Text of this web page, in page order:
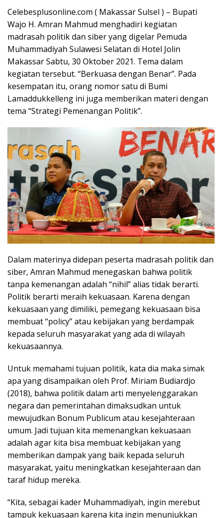
Celebesplusonline.com ( Makassar Sulsel ) – Bupati
Wajo H. Amran Mahmud menghadiri kegiatan
madrasah politik dan siber yang digelar Pemuda
Muhammadiyah Sulawesi Selatan di Hotel Jolin
Makassar Sabtu, 30 Oktober 2021. Tema dalam
kegiatan tersebut. “Berkuasa dengan Benar”. Pada
kesempatan itu, orang nomor satu di Bumi
Lamaddukkelleng ini juga memberikan materi dengan
tema “Strategi Pemenangan Politik”.
Dalam materinya didepan peserta madrasah politik dan
siber, Amran Mahmud menegaskan bahwa politik
tanpa kemenangan adalah “nihil” alias tidak berarti.
Politik berarti meraih kekuasaan. Karena dengan
kekuasaan yang dimiliki, pemegang kekuasaan bisa
membuat “policy” atau kebijakan yang berdampak
kepada seluruh masyarakat yang ada di wilayah
kekuasaannya.
Untuk memahami tujuan politik, kata dia maka simak
apa yang disampaikan oleh Prof. Miriam Budiardjo
(2018), bahwa politik dalam arti menyelenggarakan
negara dan pemerintahan dimaksudkan untuk
mewujudkan Bonum Publicum atau kesejahteraan
umum. Jadi tujuan kita memenangkan kekuasaan
adalah agar kita bisa membuat kebijakan yang
memberikan dampak yang baik kepada seluruh
masyarakat, yaitu meningkatkan kesejahteraan dan
taraf hidup mereka.
“Kita, sebagai kader Muhammadiyah, ingin merebut
tampuk kekuasaan karena kita ingin menunjukkan